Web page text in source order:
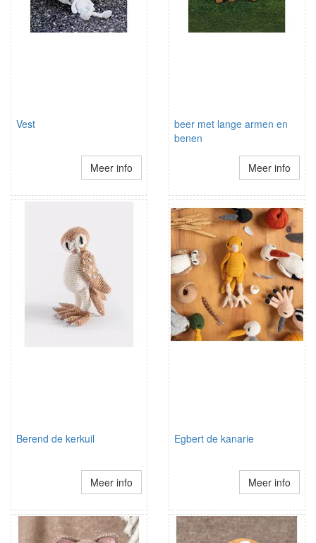
Vest
Meer info
beer met lange armen en
benen
Meer info
Berend de kerkuil
Meer info
Egbert de kanarie
Meer info